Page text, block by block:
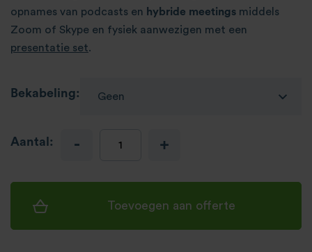
opnames van podcasts en hybride meetings middels
Zoom of Skype en fysiek aanwezigen met een
presentatie set.
Bekabeling:
Aantal: - +
Toevoegen aan offerte